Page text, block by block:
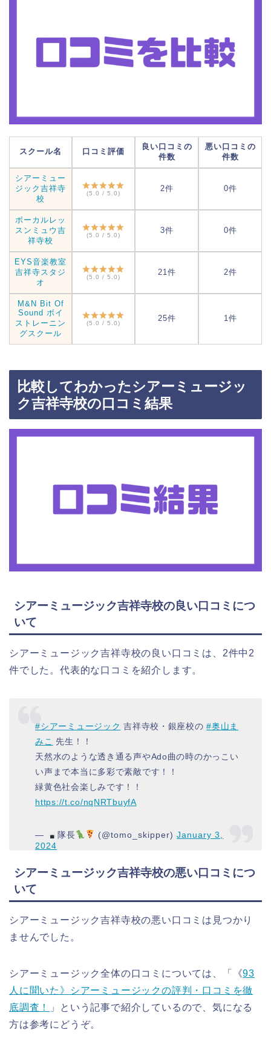
スクール名 口コミ評価
良い口コミの
件数
悪い口コミの
件数
シアーミュー
ジック吉祥寺
校
(5.0 / 5.0)
2件 0件
ボーカルレッ
スンミュウ吉
祥寺校
(5.0 / 5.0)
3件 0件
EYS音楽教室
吉祥寺スタジ
オ
(5.0 / 5.0)
21件 2件
M&N Bit Of
Sound ボイ
ストレーニン
グスクール
(5.0 / 5.0)
25件 1件
比較してわかったシアーミュージッ
ク吉祥寺校の口コミ結果
シアーミュージック吉祥寺校の良い口コミにつ
いて
シアーミュージック吉祥寺校の良い口コミは、2件中2
件でした。代表的な口コミを紹介します。
#シアーミュージック 吉祥寺校・銀座校の#奥山ま
みこ 先生！！
天然水のような透き通る声やAdo曲の時のかっこい
い声まで本当に多彩で素敵です！！
緑黄色社会楽しみです！！
https://t.co/nqNRTbuyfA
— 隊長 (@tomo_skipper)January 3,
2024
シアーミュージック吉祥寺校の悪い口コミにつ
いて
シアーミュージック吉祥寺校の悪い口コミは見つかり
ませんでした。
シアーミュージック全体の口コミについては、「《93
人に聞いた》シアーミュージックの評判・口コミを徹
底調査！
」という記事で紹介しているので、気になる
方は参考にどうぞ。